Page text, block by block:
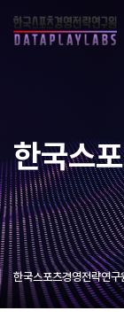
한국스
한국스포츠경영전략연구